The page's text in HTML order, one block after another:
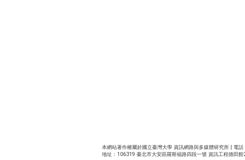
本網站著作權屬於國立臺灣大學 資訊網路與多媒體研究所 | 電
地址：106319 臺北市大安區羅斯福路四段一號 資訊工程德田館